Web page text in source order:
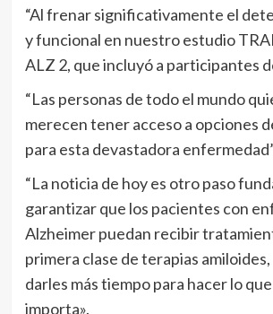
“Al frenar significativamente el
y funcional en nuestro estudio
ALZ 2, que incluyó a participantes
“Las personas de todo el mundo
merecen tener acceso a opciones
para esta devastadora
“La noticia de hoy es otro paso
garantizar que los pacientes con
Alzheimer puedan recibir
primera clase de terapias
darles más tiempo para hacer lo que
importa».